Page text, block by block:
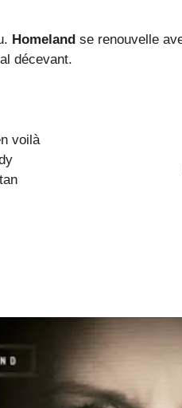
Homeland se renouvelle
décevant.
voilà